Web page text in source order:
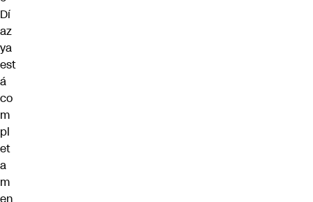
Dí
az
ya
est
á
co
m
pl
et
a
m
en